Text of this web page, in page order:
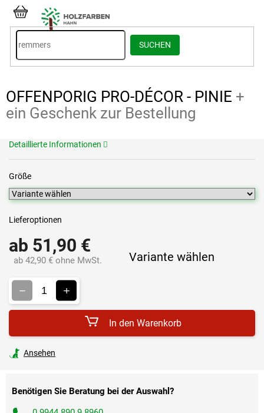
Inhalt
springen
SUCHEN
WARENKORB
OFFENPORIG PRO-DÉCOR - PINIE +
ein Geschenk zur Bestellung
ab 51,90 €
ab 42,90 € ohne MwSt. Variante wählen
Größe
Lieferoptionen
In den Warenkorb
Detaillierte Informationen
Ansehen
Benötigen Sie Beratung bei der Auswahl?